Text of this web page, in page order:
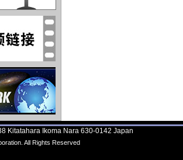
Ikoma Nara 630-0142 Japan
All Rights Reserved